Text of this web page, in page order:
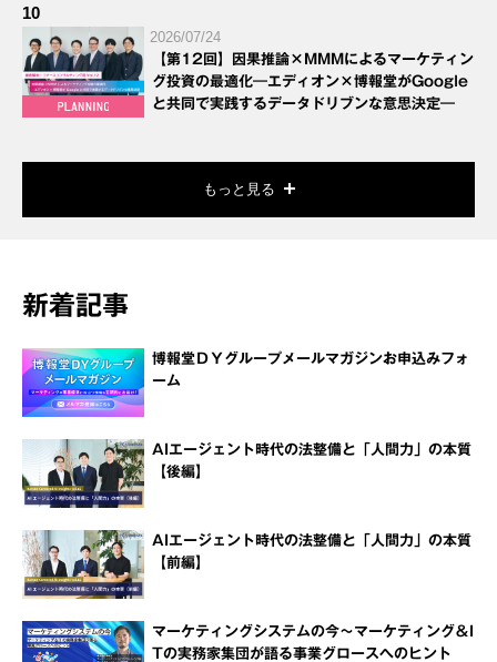
10
2026/07/24
【第12回】因果推論×MMMによるマーケティン
グ投資の最適化―エディオン×博報堂がGoogle
と共同で実践するデータドリブンな意思決定―
もっと見る
新着記事
博報堂ＤＹグループメールマガジンお申込みフォ
ーム
AIエージェント時代の法整備と「人間力」の本質
【後編】
AIエージェント時代の法整備と「人間力」の本質
【前編】
マーケティングシステムの今～マーケティング＆I
Tの実務家集団が語る事業グロースへのヒント